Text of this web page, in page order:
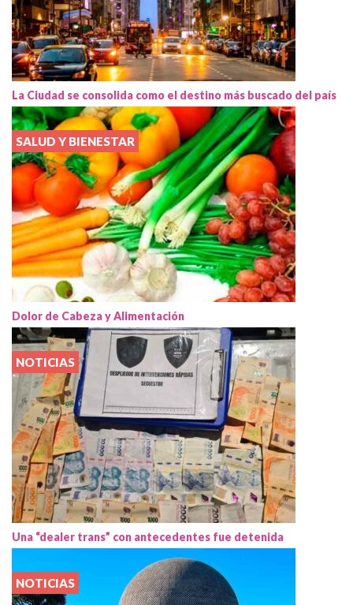
La Ciudad se consolida como el destino más buscado del país
SALUD Y BIENESTAR
Dolor de Cabeza y Alimentación
NOTICIAS
Una “dealer trans” con antecedentes fue detenida
NOTICIAS